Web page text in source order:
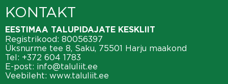
KONTAKT
EESTIMAA TALUPIDAJATE KESKLIIT
Registrikood: 80056397
Üksnurme tee 8, Saku, 75501 Harju maakond
Tel: +372 604 1783
E-post: info@taluliit.ee
Veebileht: www.taluliit.ee